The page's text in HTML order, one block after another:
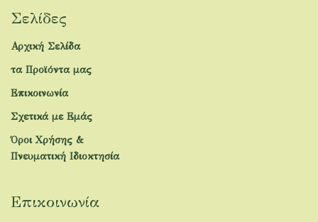
Σελίδες
Αρχική Σελίδα
τα Προϊόντα μας
Επικοινωνία
Σχετικά με Εμάς
Όροι Χρήσης &
Πνευματική Ιδιοκτησία
Επικοινωνία